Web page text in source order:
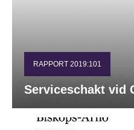
RAPPORT 2019:101
Serviceschakt vid